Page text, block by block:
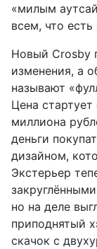
«милым
всем, что есть
Новый Crosby
изменения, а
называют
Цена
миллиона
деньги
дизайном,
Экстерьер
но на деле
приподнятый
скачок с